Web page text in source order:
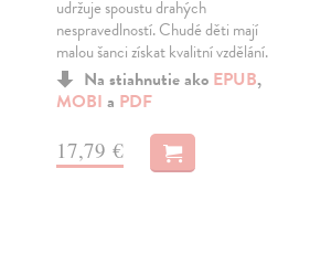
udržuje spoustu drahých
nespravedlností. Chudé děti mají
malou šanci získat kvalitní vzdělání.
Na stiahnutie ako EPUB,
MOBI a PDF
17,79 €